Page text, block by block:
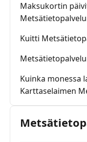
Maksukortin
Kuitti
Kuinka monessa
Karttaselaimen